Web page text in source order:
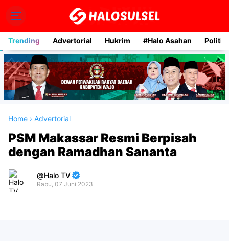
Trending Advertorial Hukrim #Halo Asahan Politik
Home › Advertorial
PSM Makassar Resmi Berpisah
dengan Ramadhan Sananta
Halo TV
Rabu, 07 Juni 2023